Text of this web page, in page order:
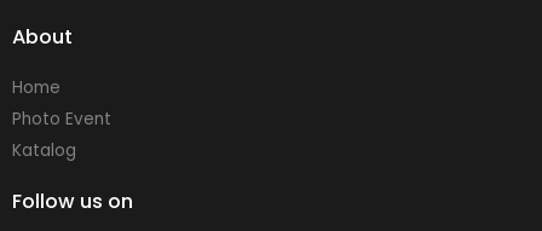
About
Home
Photo Event
Katalog
Follow us on